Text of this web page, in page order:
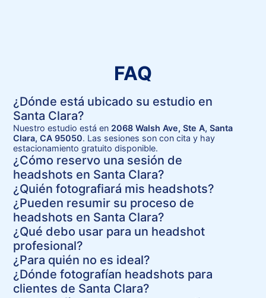
FAQ
¿Dónde está ubicado su estudio en
Santa Clara?
Nuestro estudio está en 2068 Walsh Ave, Ste A, Santa
Clara, CA 95050. Las sesiones son con cita y hay
estacionamiento gratuito disponible.
¿Cómo reservo una sesión de
headshots en Santa Clara?
¿Quién fotografiará mis headshots?
¿Pueden resumir su proceso de
headshots en Santa Clara?
¿Qué debo usar para un headshot
profesional?
¿Para quién no es ideal?
¿Dónde fotografían headshots para
clientes de Santa Clara?